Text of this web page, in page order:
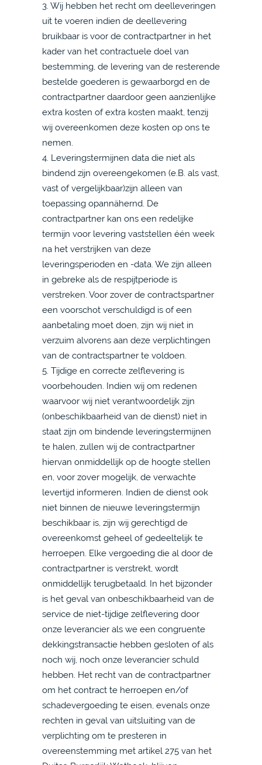
3. Wij hebben het recht om deelleveringen
uit te voeren indien de deellevering
bruikbaar is voor de contractpartner in het
kader van het contractuele doel van
bestemming, de levering van de resterende
bestelde goederen is gewaarborgd en de
contractpartner daardoor geen aanzienlijke
extra kosten of extra kosten maakt, tenzij
wij overeenkomen deze kosten op ons te
nemen.
4. Leveringstermijnen data die niet als
bindend zijn overeengekomen (e.B. als vast,
vast of vergelijkbaar)zijn alleen van
toepassing opannähernd. De
contractpartner kan ons een redelijke
termijn voor levering vaststellen één week
na het verstrijken van deze
leveringsperioden en -data. We zijn alleen
in gebreke als de respijtperiode is
verstreken. Voor zover de contractspartner
een voorschot verschuldigd is of een
aanbetaling moet doen, zijn wij niet in
verzuim alvorens aan deze verplichtingen
van de contractspartner te voldoen.
5. Tijdige en correcte zelflevering is
voorbehouden. Indien wij om redenen
waarvoor wij niet verantwoordelijk zijn
(onbeschikbaarheid van de dienst) niet in
staat zijn om bindende leveringstermijnen
te halen, zullen wij de contractpartner
hiervan onmiddellijk op de hoogte stellen
en, voor zover mogelijk, de verwachte
levertijd informeren. Indien de dienst ook
niet binnen de nieuwe leveringstermijn
beschikbaar is, zijn wij gerechtigd de
overeenkomst geheel of gedeeltelijk te
herroepen. Elke vergoeding die al door de
contractpartner is verstrekt, wordt
onmiddellijk terugbetaald. In het bijzonder
is het geval van onbeschikbaarheid van de
service de niet-tijdige zelflevering door
onze leverancier als we een congruente
dekkingstransactie hebben gesloten of als
noch wij, noch onze leverancier schuld
hebben. Het recht van de contractpartner
om het contract te herroepen en/of
schadevergoeding te eisen, evenals onze
rechten in geval van uitsluiting van de
verplichting om te presteren in
overeenstemming met artikel 275 van het